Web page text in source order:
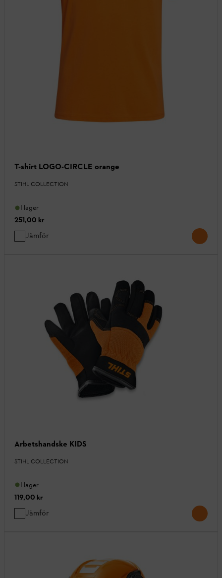
T-shirt LOGO-CIRCLE orange
STIHL COLLECTION
I lager
251,00 kr
Jämför
Arbetshandske KIDS
STIHL COLLECTION
I lager
119,00 kr
Jämför